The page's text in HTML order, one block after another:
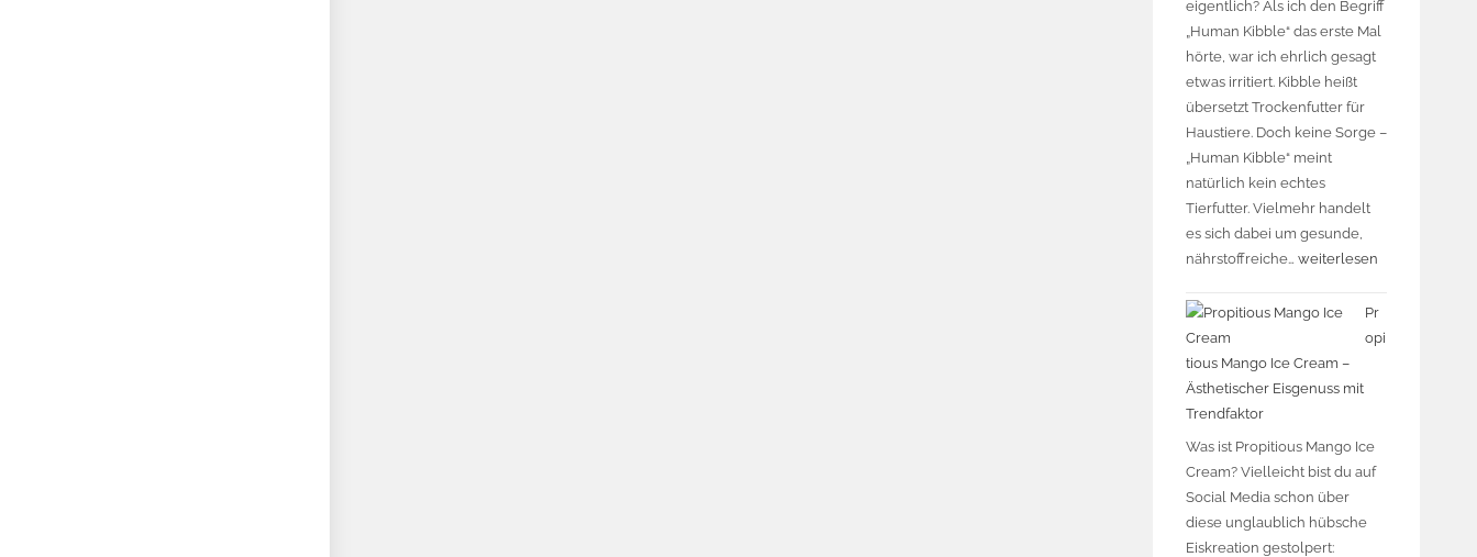
eigentlich? Als ich den Begriff
„Human Kibble“ das erste Mal
hörte, war ich ehrlich gesagt
etwas irritiert. Kibble heißt
übersetzt Trockenfutter für
Haustiere. Doch keine Sorge –
„Human Kibble“ meint
natürlich kein echtes
Tierfutter. Vielmehr handelt
es sich dabei um gesunde,
nährstoffreiche… weiterlesen
Pr
opi
tious Mango Ice Cream –
Ästhetischer Eisgenuss mit
Trendfaktor
Was ist Propitious Mango Ice
Cream? Vielleicht bist du auf
Social Media schon über
diese unglaublich hübsche
Eiskreation gestolpert: